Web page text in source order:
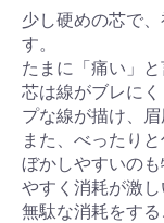
少し硬めの芯で
す。
たまに「痛い」
芯は線がブレに
プな線が描け、
また、べったり
ぼかしやすいの
やすく消耗が激
無駄な消耗をする